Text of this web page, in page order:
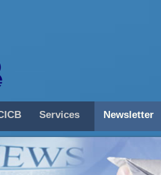
Services Newsletter